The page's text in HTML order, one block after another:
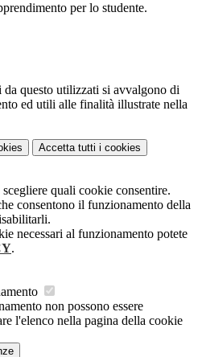
per lo studente.
questo utilizzati si avvalgono di
ed utili alle finalità illustrate nella
Accetta tutti i cookies
quali cookie consentire.
consentono il funzionamento della
necessari al funzionamento potete
.
non possono essere
l'elenco nella pagina della cookie